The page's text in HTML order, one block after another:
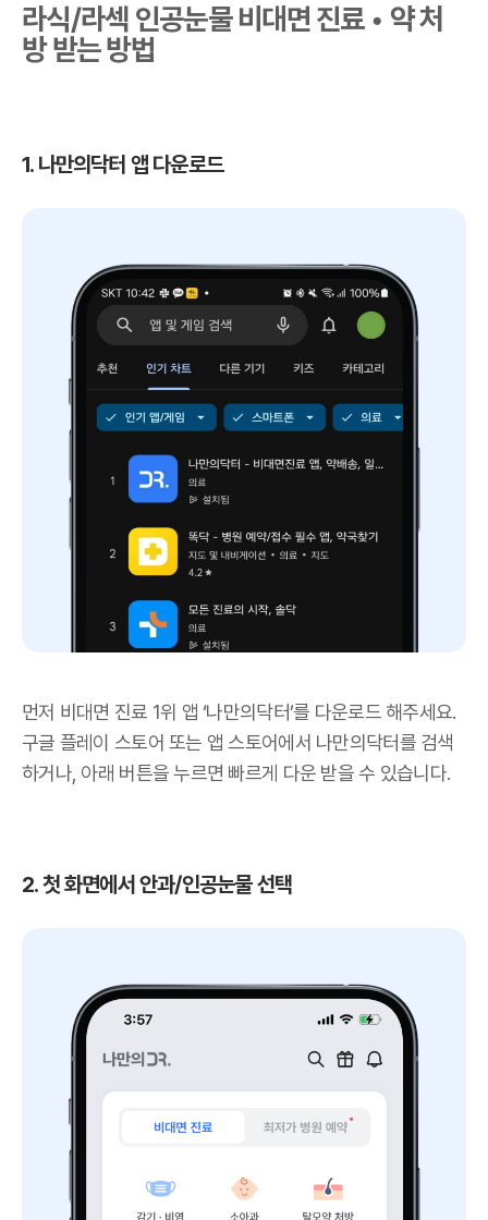
라식/라섹 인공눈물 비대면 진료 • 약 처
방 받는 방법
1. 나만의닥터 앱 다운로드
먼저 비대면 진료 1위 앱 ‘나만의닥터’를 다운로드 해주세요.
구글 플레이 스토어 또는 앱 스토어에서 나만의닥터를 검색
하거나, 아래 버튼을 누르면 빠르게 다운 받을 수 있습니다.
2. 첫 화면에서 안과/인공눈물 선택